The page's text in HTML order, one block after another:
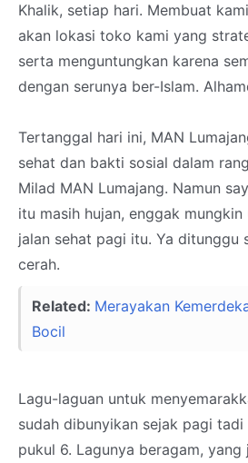
Khalik, setiap hari. Membuat
akan lokasi toko kami yang
serta menguntungkan karena
dengan serunya ber-Islam.
Tertanggal hari ini, MAN
sehat dan bakti sosial dalam
Milad MAN Lumajang. Namun
itu masih hujan, enggak
jalan sehat pagi itu. Ya ditunggu
cerah.
Related: Merayakan
Bocil
Lagu-laguan untuk
sudah dibunyikan sejak pagi tadi
pukul 6. Lagunya beragam, yang